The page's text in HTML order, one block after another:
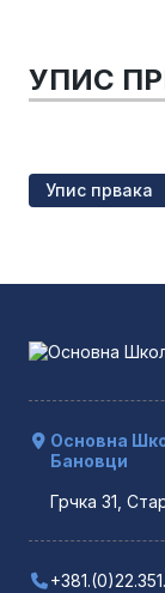
УПИС
Упис првака
Основна
Бановци
Грчка 31,